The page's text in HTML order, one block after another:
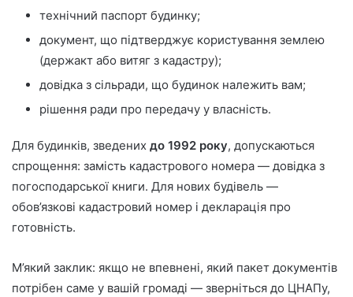
технічний паспорт будинку;
документ, що підтверджує користування землею
(держакт або витяг з кадастру);
довідка з сільради, що будинок належить вам;
рішення ради про передачу у власність.
Для будинків, зведених до 1992 року, допускаються
спрощення: замість кадастрового номера — довідка з
погосподарської книги. Для нових будівель —
обов’язкові кадастровий номер і декларація про
готовність.
М’який заклик: якщо не впевнені, який пакет документів
потрібен саме у вашій громаді — зверніться до ЦНАПу,